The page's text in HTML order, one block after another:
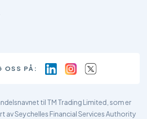
OSS PÅ:
til TM Trading Limited, som er
av Seychelles Financial Services Authority